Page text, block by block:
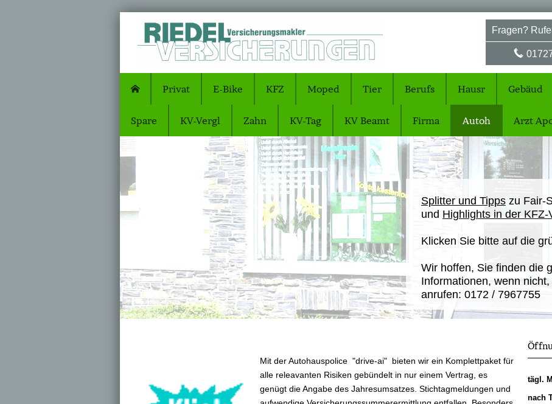
Privat E-Bike KFZ Moped Tier Berufs Hausr Gebäud
Spare KV-Vergl Zahn KV-Tag KV Beamt Firma Autoh Arzt
Fragen?
Splitter und Tipps zu Fair-
und Highlights in der KFZ-
Klicken Sie bitte auf die
Wir hoffen, Sie finden die
Informationen, wenn
anrufen: 0172 / 7967755
tägl.
nach
Mit der Autohauspolice "drive-ai" bieten wir ein Komplettpaket für
alle releavanten Risiken gebündelt in nur einem Vertrag, es
genügt die Angabe des Jahresumsatzes. Stichtagmeldungen und